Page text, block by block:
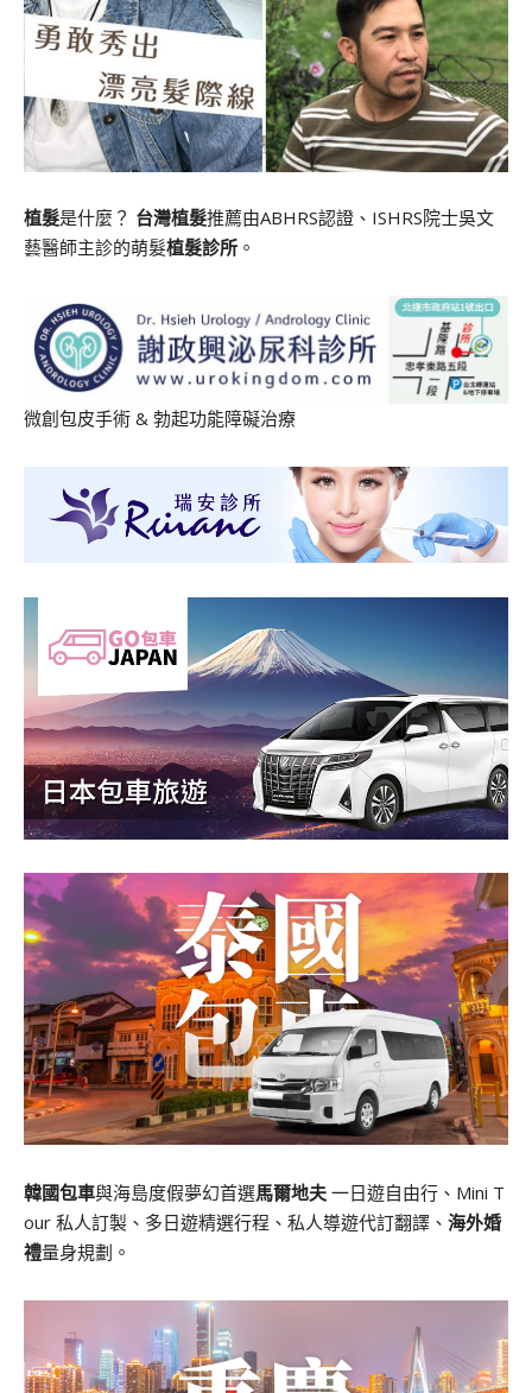
植髮是什麼？ 台灣植髮推薦由ABHRS認證、ISHRS院士吳文
藝醫師主診的萌髮植髮診所 。
微創包皮手術 & 勃起功能障礙治療
韓國包車與海島度假夢幻首選馬爾地夫 一日遊自由行、Mini T
our 私人訂製、多日遊精選行程、私人導遊代訂翻譯、 海外婚
禮量身規劃。